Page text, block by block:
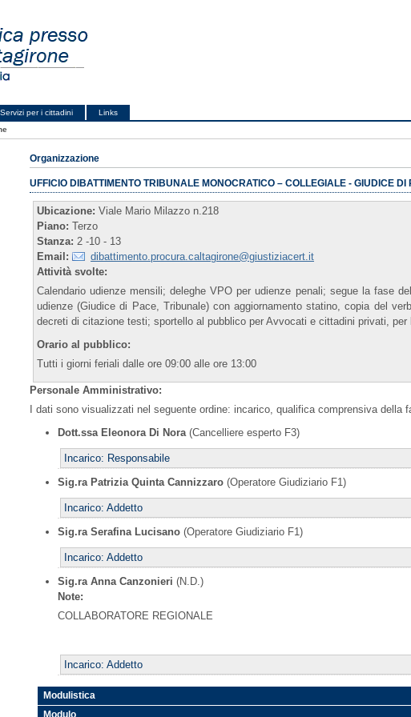
Servizi per i cittadini
Links
Organizzazione
UFFICIO DIBATTIMENTO TRIBUNALE MONOCRATICO – COLLEGIALE - GIUDICE DI
Ubicazione: Viale Mario Milazzo n.218
Piano: Terzo
Stanza: 2 -10 - 13
Email:
dibattimento.procura.caltagirone@giustiziacert.it
Attività svolte:
Calendario udienze mensili; deleghe VPO per udienze penali; segue la fase
udienze (Giudice di Pace, Tribunale) con aggiornamento statino, copia del
decreti di citazione testi; sportello al pubblico per Avvocati e cittadini privati,
Orario al pubblico:
Tutti i giorni feriali dalle ore 09:00 alle ore 13:00
Personale Amministrativo:
I dati sono visualizzati nel seguente ordine: incarico, qualifica comprensiva della
Dott.ssa Eleonora Di Nora(Cancelliere esperto F3)
Incarico: Responsabile
Sig.ra Patrizia Quinta Cannizzaro(Operatore Giudiziario F1)
Incarico: Addetto
Sig.ra Serafina Lucisano(Operatore Giudiziario F1)
Incarico: Addetto
Sig.ra Anna Canzonieri (N.D.)
Note:
COLLABORATORE REGIONALE
Incarico: Addetto
Modulistica
Modulo